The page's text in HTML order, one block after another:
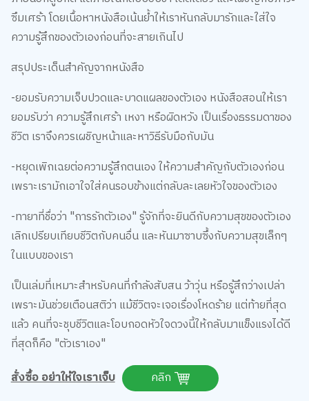
ซึมเศร้า โดยเนื้อหาหนังสือเน้นย้ำให้เราหันกลับมารักและใส่ใจ
ความรู้สึกของตัวเองก่อนที่จะสายเกินไป
สรุปประเด็นสำคัญจากหนังสือ
-ยอมรับความเจ็บปวดและบาดแผลของตัวเอง หนังสือสอนให้เรา
ยอมรับว่า ความรู้สึกเศร้า เหงา หรือผิดหวัง เป็นเรื่องธรรมดาของ
ชีวิต เราจึงควรเผชิญหน้าและหาวิธีรับมือกับมัน
-หยุดเพิกเฉยต่อความรู้สึกตนเอง ให้ความสำคัญกับตัวเองก่อน
เพราะเรามักเอาใจใส่คนรอบข้างแต่กลับละเลยหัวใจของตัวเอง
-ทายาที่ชื่อว่า "การรักตัวเอง" รู้จักที่จะยินดีกับความสุขของตัวเอง
เลิกเปรียบเทียบชีวิตกับคนอื่น และหันมาซาบซึ้งกับความสุขเล็กๆ
ในแบบของเรา
เป็นเล่มที่เหมาะสำหรับคนที่กำลังสับสน ว้าวุ่น หรือรู้สึกว่างเปล่า
เพราะมันช่วยเตือนสติว่า แม้ชีวิตจะเจอเรื่องโหดร้าย แต่ท้ายที่สุด
แล้ว คนที่จะชุบชีวิตและโอบกอดหัวใจดวงนี้ให้กลับมาแข็งแรงได้ดี
ที่สุดก็คือ "ตัวเราเอง"
สั่งซื้อ อย่าให้ใจเราเจ็บ
คลิก